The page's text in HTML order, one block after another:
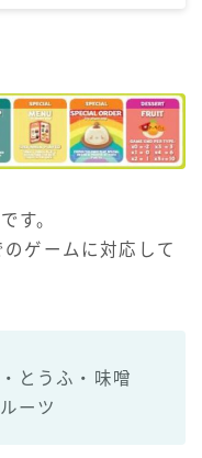
す。
ゲームに対応して
とうふ・味噌
ーツ